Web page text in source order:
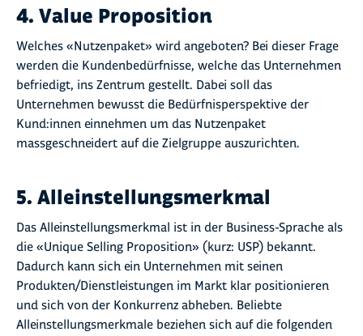
4. Value Proposition
Welches «Nutzenpaket» wird angeboten? Bei dieser Frage
werden die Kundenbedürfnisse, welche das Unternehmen
befriedigt, ins Zentrum gestellt. Dabei soll das
Unternehmen bewusst die Bedürfnisperspektive der
Kund:innen einnehmen um das Nutzenpaket
massgeschneidert auf die Zielgruppe auszurichten.
5. Alleinstellungsmerkmal
Das Alleinstellungsmerkmal ist in der Business-Sprache als
die «Unique Selling Proposition» (kurz: USP) bekannt.
Dadurch kann sich ein Unternehmen mit seinen
Produkten/Dienstleistungen im Markt klar positionieren
und sich von der Konkurrenz abheben. Beliebte
Alleinstellungsmerkmale beziehen sich auf die folgenden